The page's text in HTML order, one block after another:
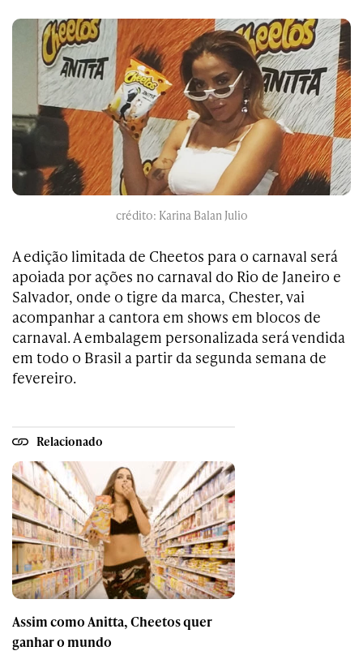
crédito: Karina Balan Julio
A edição limitada de Cheetos para o carnaval será
apoiada por ações no carnaval do Rio de Janeiro e
Salvador, onde o tigre da marca, Chester, vai
acompanhar a cantora em shows em blocos de
carnaval. A embalagem personalizada será vendida
em todo o Brasil a partir da segunda semana de
fevereiro.
Relacionado
Assim como Anitta, Cheetos quer
ganhar o mundo